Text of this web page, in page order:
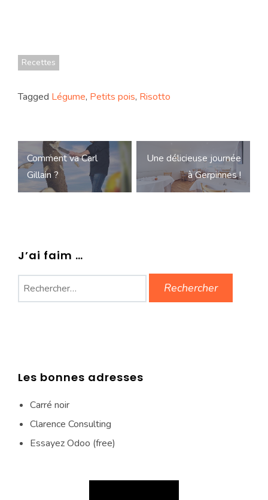
Recettes
Tagged Légume, Petits pois, Risotto
Navigation
de
l’article
Comment va Carl
Gillain ?
Une délicieuse journée
à Gerpinnes !
J’ai faim …
Les bonnes adresses
Carré noir
Clarence Consulting
Essayez Odoo (free)